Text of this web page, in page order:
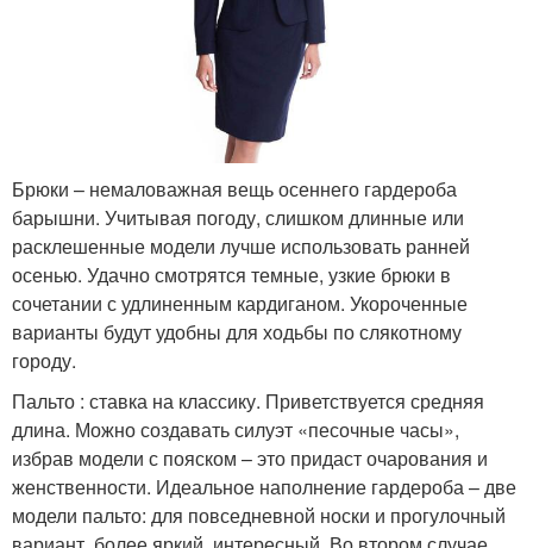
Брюки – немаловажная вещь осеннего гардероба
барышни. Учитывая погоду, слишком длинные или
расклешенные модели лучше использовать ранней
осенью. Удачно смотрятся темные, узкие брюки в
сочетании с удлиненным кардиганом. Укороченные
варианты будут удобны для ходьбы по слякотному
городу.
Пальто : ставка на классику. Приветствуется средняя
длина. Можно создавать силуэт «песочные часы»,
избрав модели с пояском – это придаст очарования и
женственности. Идеальное наполнение гардероба – две
модели пальто: для повседневной носки и прогулочный